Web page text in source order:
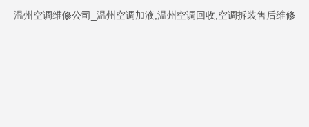
温州空调维修公司_温州空调加液,温州空调回收,空调拆装售后维修